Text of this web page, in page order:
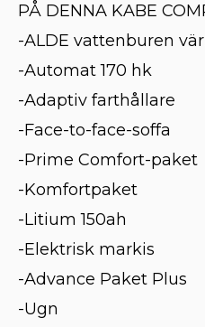
PÅ DENNA KABE
-ALDE vattenburen
-Automat 170 hk
-Adaptiv farthållare
-Face-to-face-soffa
-Prime Comfort-paket
-Komfortpaket
-Litium 150ah
-Elektrisk markis
-Advance Paket Plus
-Ugn